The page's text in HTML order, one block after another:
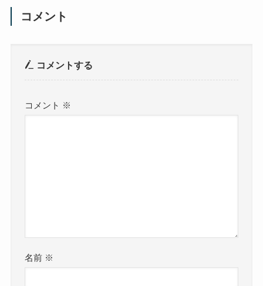
コメント
コメントする
コメント ※
名前 ※